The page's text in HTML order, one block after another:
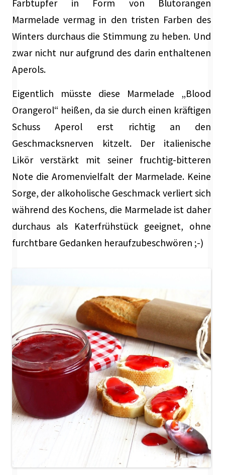
Farbtupfer in Form von Blutorangen
Marmelade vermag in den tristen Farben des
Winters durchaus die Stimmung zu heben. Und
zwar nicht nur aufgrund des darin enthaltenen
Aperols.
Eigentlich müsste diese Marmelade „Blood
Orangerol“ heißen, da sie durch einen kräftigen
Schuss Aperol erst richtig an den
Geschmacksnerven kitzelt. Der italienische
Likör verstärkt mit seiner fruchtig-bitteren
Note die Aromenvielfalt der Marmelade. Keine
Sorge, der alkoholische Geschmack verliert sich
während des Kochens, die Marmelade ist daher
durchaus als Katerfrühstück geeignet, ohne
furchtbare Gedanken heraufzubeschwören ;-)